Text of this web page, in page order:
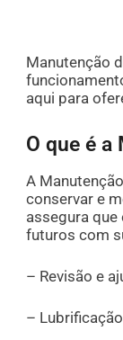
Manutenção
aqui para
O que é a
A
conservar e
assegura
futuros com
– Revisão e
–